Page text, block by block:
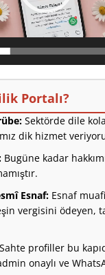
Portalı?
Sektörde dile
dik hizmet
Bugüne kadar
Esnaf:Esnaf
vergisini ödeyen,
profiller bu
onaylı ve